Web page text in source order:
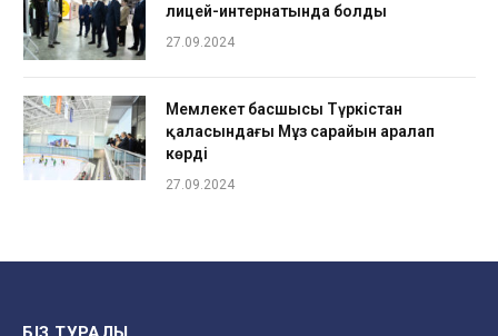
лицей-интернатында болды
27.09.2024
Мемлекет басшысы Түркістан
қаласындағы Мұз сарайын аралап
көрді
27.09.2024